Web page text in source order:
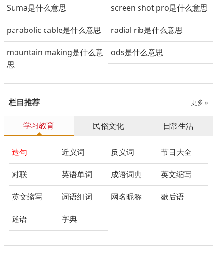
Suma是什么意思 screen shot pro是什么意思
parabolic cable是什么意思 radial rib是什么意思
mountain making是什么意
思
ods是什么意思
栏目推荐 更多 »
学习教育 民俗文化 日常生活
造句 近义词 反义词 节日大全
对联 英语单词 成语词典 英文缩写
英文缩写 词语组词 网名昵称 歇后语
迷语 字典